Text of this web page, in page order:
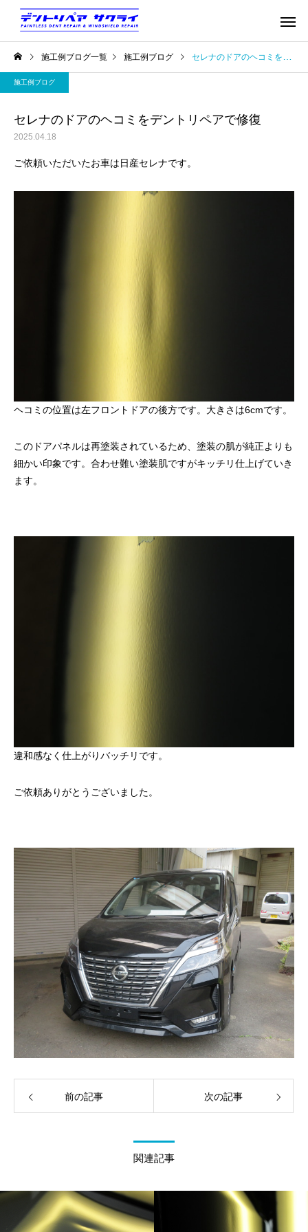
施工例ブログ一覧 施工例ブログ セレナのドアのヘコミをデントリペアで修復
施工例ブログ
セレナのドアのヘコミをデントリペアで修復
2025.04.18
ご依頼いただいたお車は日産セレナです。
ヘコミの位置は左フロントドアの後方です。大きさは6cmです。
このドアパネルは再塗装されているため、塗装の肌が純正よりも
細かい印象です。合わせ難い塗装肌ですがキッチリ仕上げていき
ます。
違和感なく仕上がりバッチリです。
ご依頼ありがとうございました。
前の記事 次の記事
関連記事